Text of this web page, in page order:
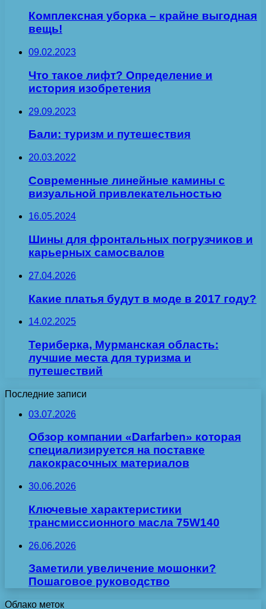
Комплексная уборка – крайне выгодная
вещь!
09.02.2023
Что такое лифт? Определение и
история изобретения
29.09.2023
Бали: туризм и путешествия
20.03.2022
Современные линейные камины с
визуальной привлекательностью
16.05.2024
Шины для фронтальных погрузчиков и
карьерных самосвалов
27.04.2026
Какие платья будут в моде в 2017 году?
14.02.2025
Териберка, Мурманская область:
лучшие места для туризма и
путешествий
Последние записи
03.07.2026
Обзор компании «Darfarben» которая
специализируется на поставке
лакокрасочных материалов
30.06.2026
Ключевые характеристики
трансмиссионного масла 75W140
26.06.2026
Заметили увеличение мошонки?
Пошаговое руководство
Облако меток